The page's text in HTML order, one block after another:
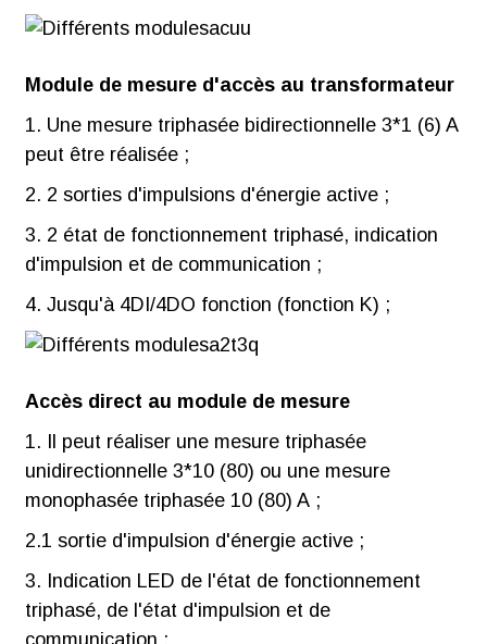
Module de mesure d'accès au transformateur
1. Une mesure triphasée bidirectionnelle 3*1 (6) A
peut être réalisée ;
2. 2 sorties d'impulsions d'énergie active ;
3. 2 état de fonctionnement triphasé, indication
d'impulsion et de communication ;
4. Jusqu'à 4DI/4DO fonction (fonction K) ;
Accès direct au module de mesure
1. Il peut réaliser une mesure triphasée
unidirectionnelle 3*10 (80) ou une mesure
monophasée triphasée 10 (80) A ;
2.1 sortie d'impulsion d'énergie active ;
3. Indication LED de l'état de fonctionnement
triphasé, de l'état d'impulsion et de
communication ;